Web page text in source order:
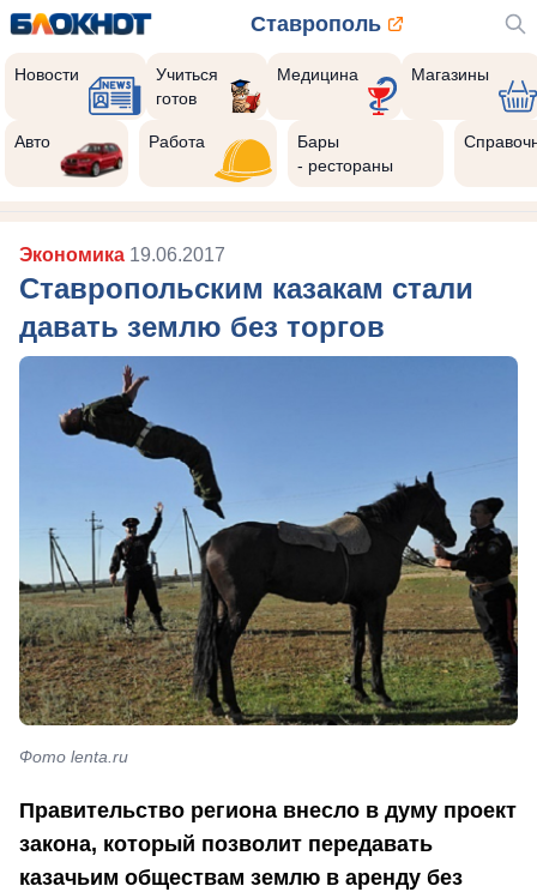
Ставрополь
Новости
Учиться
готов
Медицина Магазины
Авто Работа
Бары
- рестораны
Экономика 19.06.2017
Ставропольским казакам стали
давать землю без торгов
Фото lenta.ru
Правительство региона внесло в думу проект
закона, который позволит передавать
казачьим обществам землю в аренду без